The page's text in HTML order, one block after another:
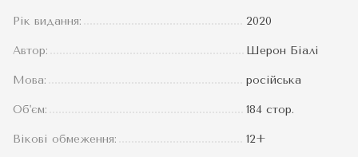
Рік видання: 2020
Автор: Шерон Біалі
Мова: російська
Об'єм: 184 стор.
Вікові обмеження: 12+